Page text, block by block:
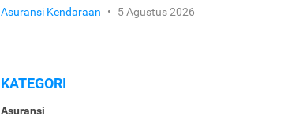
Asuransi Kendaraan • 5 Agustus 2026
KATEGORI
Asuransi